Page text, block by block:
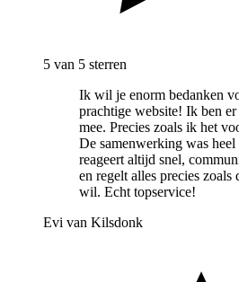
5 van 5 sterren
Ik wil je enorm bedanken
prachtige website! Ik ben
mee. Precies zoals ik het
De samenwerking was
reageert altijd snel,
en regelt alles precies zoals
wil. Echt topservice!
Evi van Kilsdonk